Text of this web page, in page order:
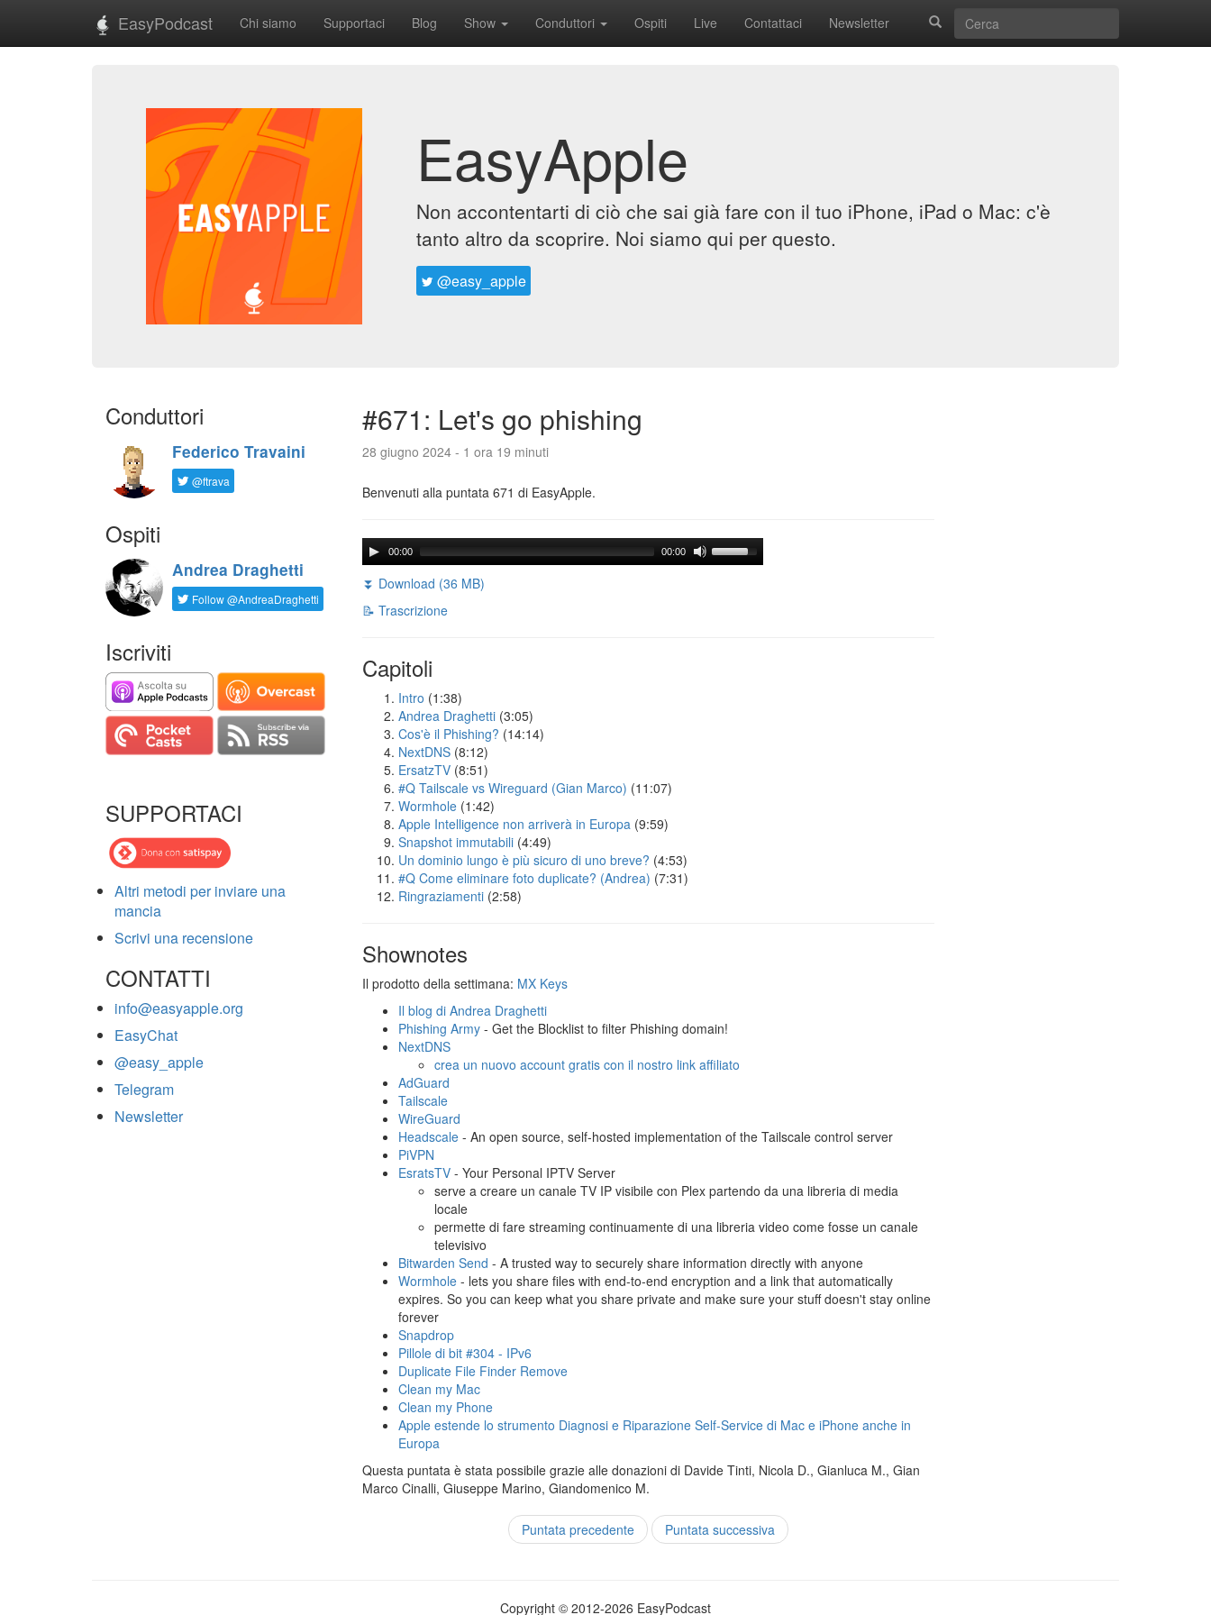
EasyPodcast Chi siamo Supportaci Blog Show Conduttori Ospiti Live Contattaci Newsletter
EasyApple
Non accontentarti di ciò che sai già fare con il tuo iPhone, iPad o Mac: c'è
tanto altro da scoprire. Noi siamo qui per questo.
@easy_apple
Conduttori
Federico Travaini
@ftrava
Ospiti
Andrea Draghetti
Follow @AndreaDraghetti
Iscriviti
SUPPORTACI
Altri metodi per inviare una
mancia
Scrivi una recensione
CONTATTI
info@easyapple.org
EasyChat
@easy_apple
Telegram
Newsletter
#671: Let's go phishing
28 giugno 2024 - 1 ora 19 minuti
Benvenuti alla puntata 671 di EasyApple.
00:00 00:00
⏬ Download (36 MB)
📝 Trascrizione
Capitoli
Intro (1:38)
Andrea Draghetti (3:05)
Cos'è il Phishing? (14:14)
NextDNS (8:12)
ErsatzTV (8:51)
#Q Tailscale vs Wireguard (Gian Marco) (11:07)
Wormhole (1:42)
Apple Intelligence non arriverà in Europa (9:59)
Snapshot immutabili (4:49)
Un dominio lungo è più sicuro di uno breve? (4:53)
#Q Come eliminare foto duplicate? (Andrea) (7:31)
Ringraziamenti (2:58)
Shownotes
Il prodotto della settimana: MX Keys
Il blog di Andrea Draghetti
Phishing Army - Get the Blocklist to filter Phishing domain!
NextDNS
crea un nuovo account gratis con il nostro link affiliato
AdGuard
Tailscale
WireGuard
Headscale - An open source, self-hosted implementation of the Tailscale control server
PiVPN
EsratsTV - Your Personal IPTV Server
serve a creare un canale TV IP visibile con Plex partendo da una libreria di media
locale
permette di fare streaming continuamente di una libreria video come fosse un canale
televisivo
Bitwarden Send - A trusted way to securely share information directly with anyone
Wormhole - lets you share files with end-to-end encryption and a link that automatically
expires. So you can keep what you share private and make sure your stuff doesn't stay online
forever
Snapdrop
Pillole di bit #304 - IPv6
Duplicate File Finder Remove
Clean my Mac
Clean my Phone
Apple estende lo strumento Diagnosi e Riparazione Self-Service di Mac e iPhone anche in
Europa
Questa puntata è stata possibile grazie alle donazioni di Davide Tinti, Nicola D., Gianluca M., Gian
Marco Cinalli, Giuseppe Marino, Giandomenico M.
Puntata precedente Puntata successiva
Copyright © 2012-2026 EasyPodcast